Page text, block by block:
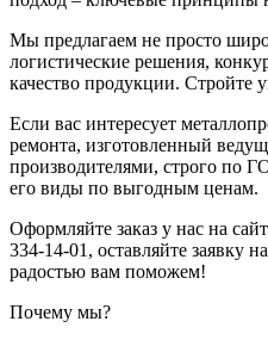
Мы предлагаем не просто
логистические решения,
качество продукции. Стройте
Если вас интересует
ремонта, изготовленный
производителями, строго по
его виды по выгодным ценам.
Оформляйте заказ у нас на
334-14-01, оставляйте заявку
радостью вам поможем!
Почему мы?